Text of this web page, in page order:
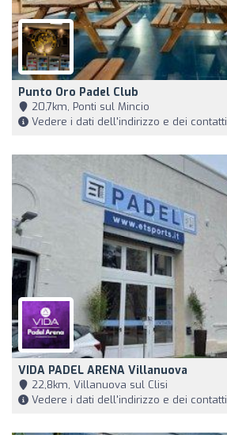
Punto Oro Padel Club
20,7km, Ponti sul Mincio
Vedere i dati dell'indirizzo e dei contatti
VIDA PADEL ARENA Villanuova
22,8km, Villanuova sul Clisi
Vedere i dati dell'indirizzo e dei contatti